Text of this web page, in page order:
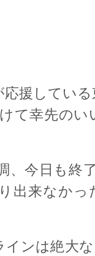
援してい
て幸先のい
今日も終
出来なか
ンは絶大